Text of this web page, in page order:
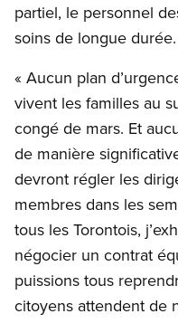
partiel, le personnel
soins de longue durée.
« Aucun plan
vivent les familles au
congé de mars. Et
de manière
devront régler les
membres dans les
tous les Torontois,
négocier un contrat
puissions tous
citoyens attendent de